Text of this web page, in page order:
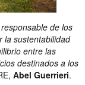
de los
la sustentabilidad
entre las
destinados a los
Abel Guerrieri.